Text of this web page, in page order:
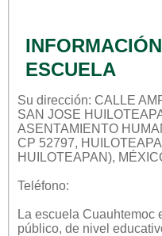
ESCUELA
Su dirección: CALLE
SAN JOSE
ASENTAMIENTO
CP 52797,
HUILOTEAPAN),
Teléfono:
La escuela Cuauhtemoc
público, de nivel